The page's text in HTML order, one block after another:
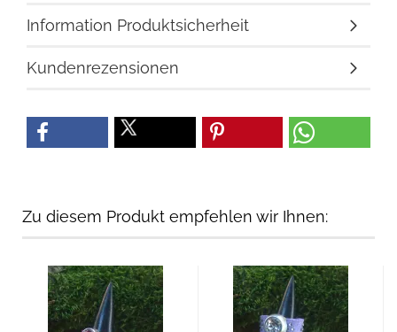
Information Produktsicherheit
Kundenrezensionen
Zu diesem Produkt empfehlen wir Ihnen: